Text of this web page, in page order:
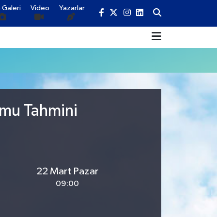
Galeri Video Yazarlar
Tahmini
22 Mart Pazar
09:00